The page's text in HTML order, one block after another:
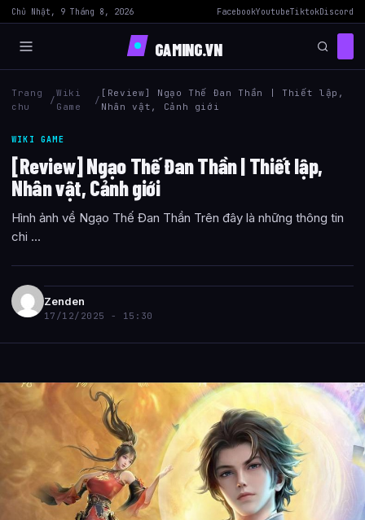
Chủ Nhật, 9 Tháng 8, 2026 FacebookYoutubeTiktokDiscord
GAMING.VN
Trang
chu
/
Wiki
Game
/
[Review] Ngạo Thế Đan Thần | Thiết lập,
Nhân vật, Cảnh giới
WIKI GAME
[Review] Ngạo Thế Đan Thần | Thiết lập,
Nhân vật, Cảnh giới
Hình ảnh về Ngạo Thế Đan Thần Trên đây là những thông tin
chi ...
Zenden
17/12/2025 - 15:30